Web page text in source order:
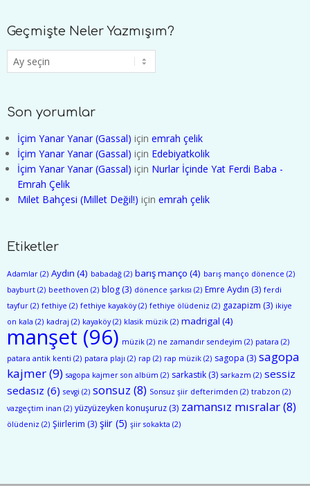
Geçmişte Neler Yazmışım?
Geçmişte
Neler
Son yorumlar
İçim Yanar Yanar (Gassal) için emrah çelik
İçim Yanar Yanar (Gassal) için Edebiyatkolik
İçim Yanar Yanar (Gassal) için Nurlar İçinde Yat Ferdi Baba -
Emrah Çelik
Milet Bahçesi (Millet Değil!) için emrah çelik
Etiketler
Adamlar (2) Aydın (4) babadağ (2) barış manço (4) barış manço dönence (2)
bayburt (2) beethoven (2) blog (3) dönence şarkısı (2) Emre Aydın (3) ferdi
tayfur (2) fethiye (2) fethiye kayaköy(2) fethiye ölüdeniz (2) gazapizm (3) ikiye
on kala (2) kadraj (2) kayaköy(2) klasik müzik (2) madrigal (4)
manşet (96) müzik (2) ne zamandır sendeyim (2) patara (2)
patara antik kenti (2) patara plajı (2) rap (2) rap müzik (2) sagopa (3) sagopa
kajmer(9) sagopa kajmer son albüm (2) sarkastik (3) sarkazm (2) sessiz
sedasız (6) sevgi (2) sonsuz (8) Sonsuz şiir defterimden (2) trabzon (2)
vazgeçtim inan (2) yüzyüzeyken konuşuruz (3) zamansız mısralar(8)
ölüdeniz (2) Şiirlerim (3) şiir (5) şiir sokakta (2)